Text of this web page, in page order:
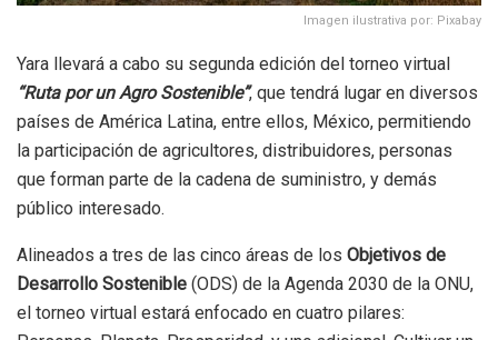
Imagen ilustrativa por: Pixabay
Yara llevará a cabo su segunda edición del torneo virtual
“Ruta por un Agro Sostenible”, que tendrá lugar en diversos
países de América Latina, entre ellos, México, permitiendo
la participación de agricultores, distribuidores, personas
que forman parte de la cadena de suministro, y demás
público interesado.
Alineados a tres de las cinco áreas de los Objetivos de
Desarrollo Sostenible (ODS) de la Agenda 2030 de la ONU,
el torneo virtual estará enfocado en cuatro pilares: